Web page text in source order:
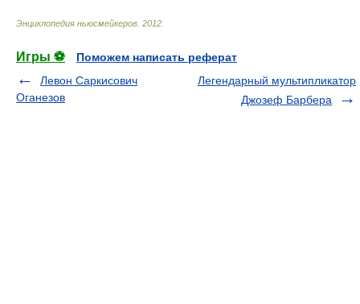
Энциклопедия ньюсмейкеров 2012
Игры ⚽
Поможем написать реферат
Левон Саркисович
Оганезов
Легендарный мультипликатор
Джозеф Барбера